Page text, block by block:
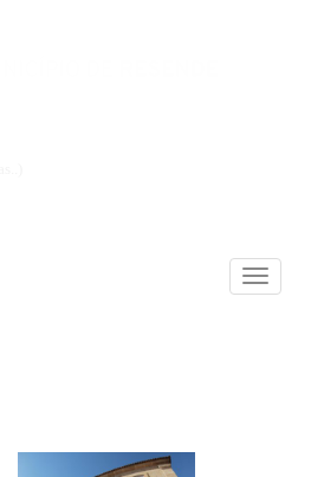
Toggle